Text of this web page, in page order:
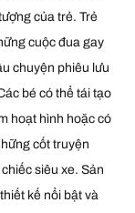
của trẻ. Trẻ
cuộc đua gay
chuyện phiêu lưu
bé có thể tái tạo
hoạt hình hoặc có
cốt truyện
siêu xe. Sản
kế nổi bật và